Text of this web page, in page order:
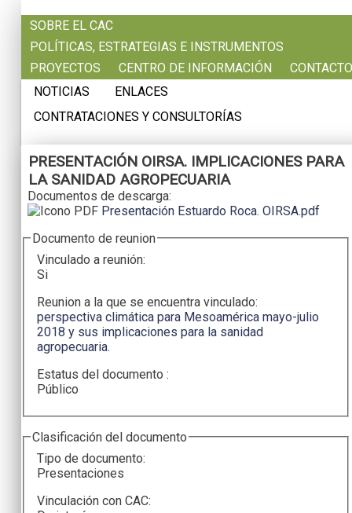
SOBRE EL CAC
POLÍTICAS, ESTRATEGIAS E INSTRUMENTOS
PROYECTOS
CENTRO DE INFORMACIÓN
CONTACTO
NOTICIAS
ENLACES
CONTRATACIONES Y CONSULTORÍAS
PRESENTACIÓN OIRSA. IMPLICACIONES PARA
LA SANIDAD AGROPECUARIA
Documentos de descarga:
Presentación Estuardo Roca. OIRSA.pdf
Documento de reunion
Vinculado a reunión:
Si
Reunion a la que se encuentra vinculado:
perspectiva climática para Mesoamérica mayo-julio
2018 y sus implicaciones para la sanidad
agropecuaria.
Estatus del documento :
Público
Clasificación del documento
Tipo de documento:
Presentaciones
Vinculación con CAC: